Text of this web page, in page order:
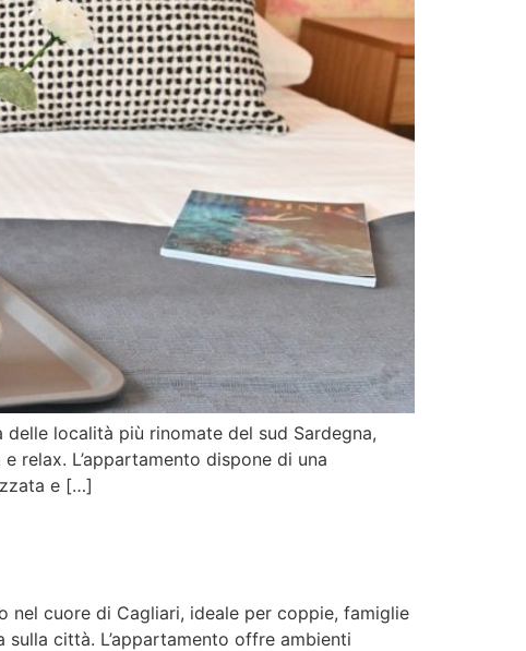
località più rinomate del sud Sardegna,
relax. L’appartamento dispone di una
e […]
nel cuore di Cagliari, ideale per coppie, famiglie
città. L’appartamento offre ambienti